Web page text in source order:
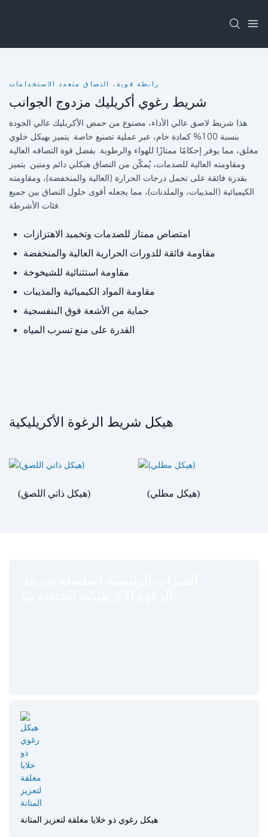
رابطة قوية، التصاق متعدد الاستخدامات
شريط رغوي أكريليك مزدوج الجوانب
هذا شريط لاصق عالي الأداء، مصنوع من حمض الأكريليك عالي الجودة
بنسبة 100% كمادة خام، عبر عملية تصنيع خاصة. يتميز بهيكل خلوي
مغلق، مما يوفر إحكامًا ممتازًا للهواء والرطوبة. بفضل قوة التصاقه العالية
ومقاومته العالية للصدمات، يُمكّن من التصاق هيكلي دائم ومتين. يتميز
بقدرة فائقة على تحمل درجات الحرارة (العالية والمنخفضة)، ومقاومته
الكيميائية (المذيبات، والملدنات)، مما يجعله أقوى حلول التصاق بين جميع
فئات الأشرطة.
امتصاص ممتاز للصدمات وتخميد الاهتزازات
مقاومة فائقة للدورات الحرارية العالية والمنخفضة
مقاومة استثنائية للشيخوخة
مقاومة المواد الكيميائية والمذيبات
حماية من الأشعة فوق البنفسجية
القدرة على منع تسرب المياه
هيكل شريط الرغوة الأكريليكية
(هيكل ذاتي اللصق) (هيكل مطلي)
هيكل رغوي ذو خلايا مغلقة لتعزيز المتانة